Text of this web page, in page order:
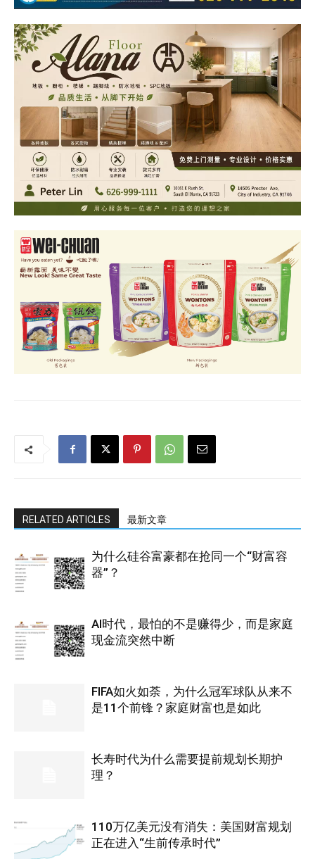
RELATED ARTICLES 最新文章
为什么硅谷富豪都在抢同一个“财富容
器”？
AI时代，最怕的不是赚得少，而是家庭
现金流突然中断
FIFA如火如荼，为什么冠军球队从来不
是11个前锋？家庭财富也是如此
长寿时代为什么需要提前规划长期护
理？
110万亿美元没有消失：美国财富规划
正在进入“生前传承时代”